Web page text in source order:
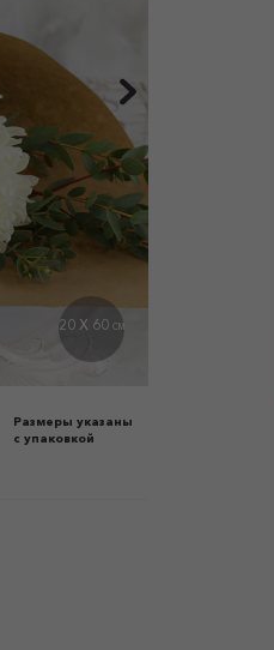
20 X 60 СМ
Размеры указаны
с упаковкой